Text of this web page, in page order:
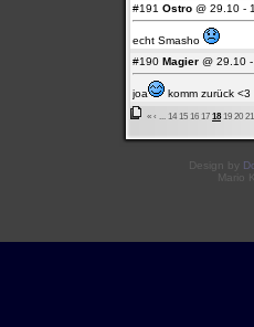
#191 Ostro @ 29.10 -
echt Smasho
#190 Magier @ 29.10
joa komm zurück <3
« ‹ 14 15 16 17 18 19 20 21
Design by
Mario